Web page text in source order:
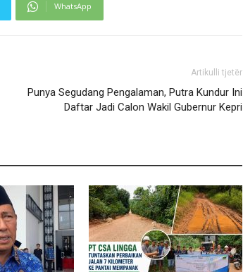
WhatsApp
Artikulli tjetër
Punya Segudang Pengalaman, Putra Kundur Ini
Daftar Jadi Calon Wakil Gubernur Kepri